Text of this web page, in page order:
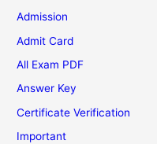
Admission
Admit Card
All Exam PDF
Answer Key
Certificate Verification
Important